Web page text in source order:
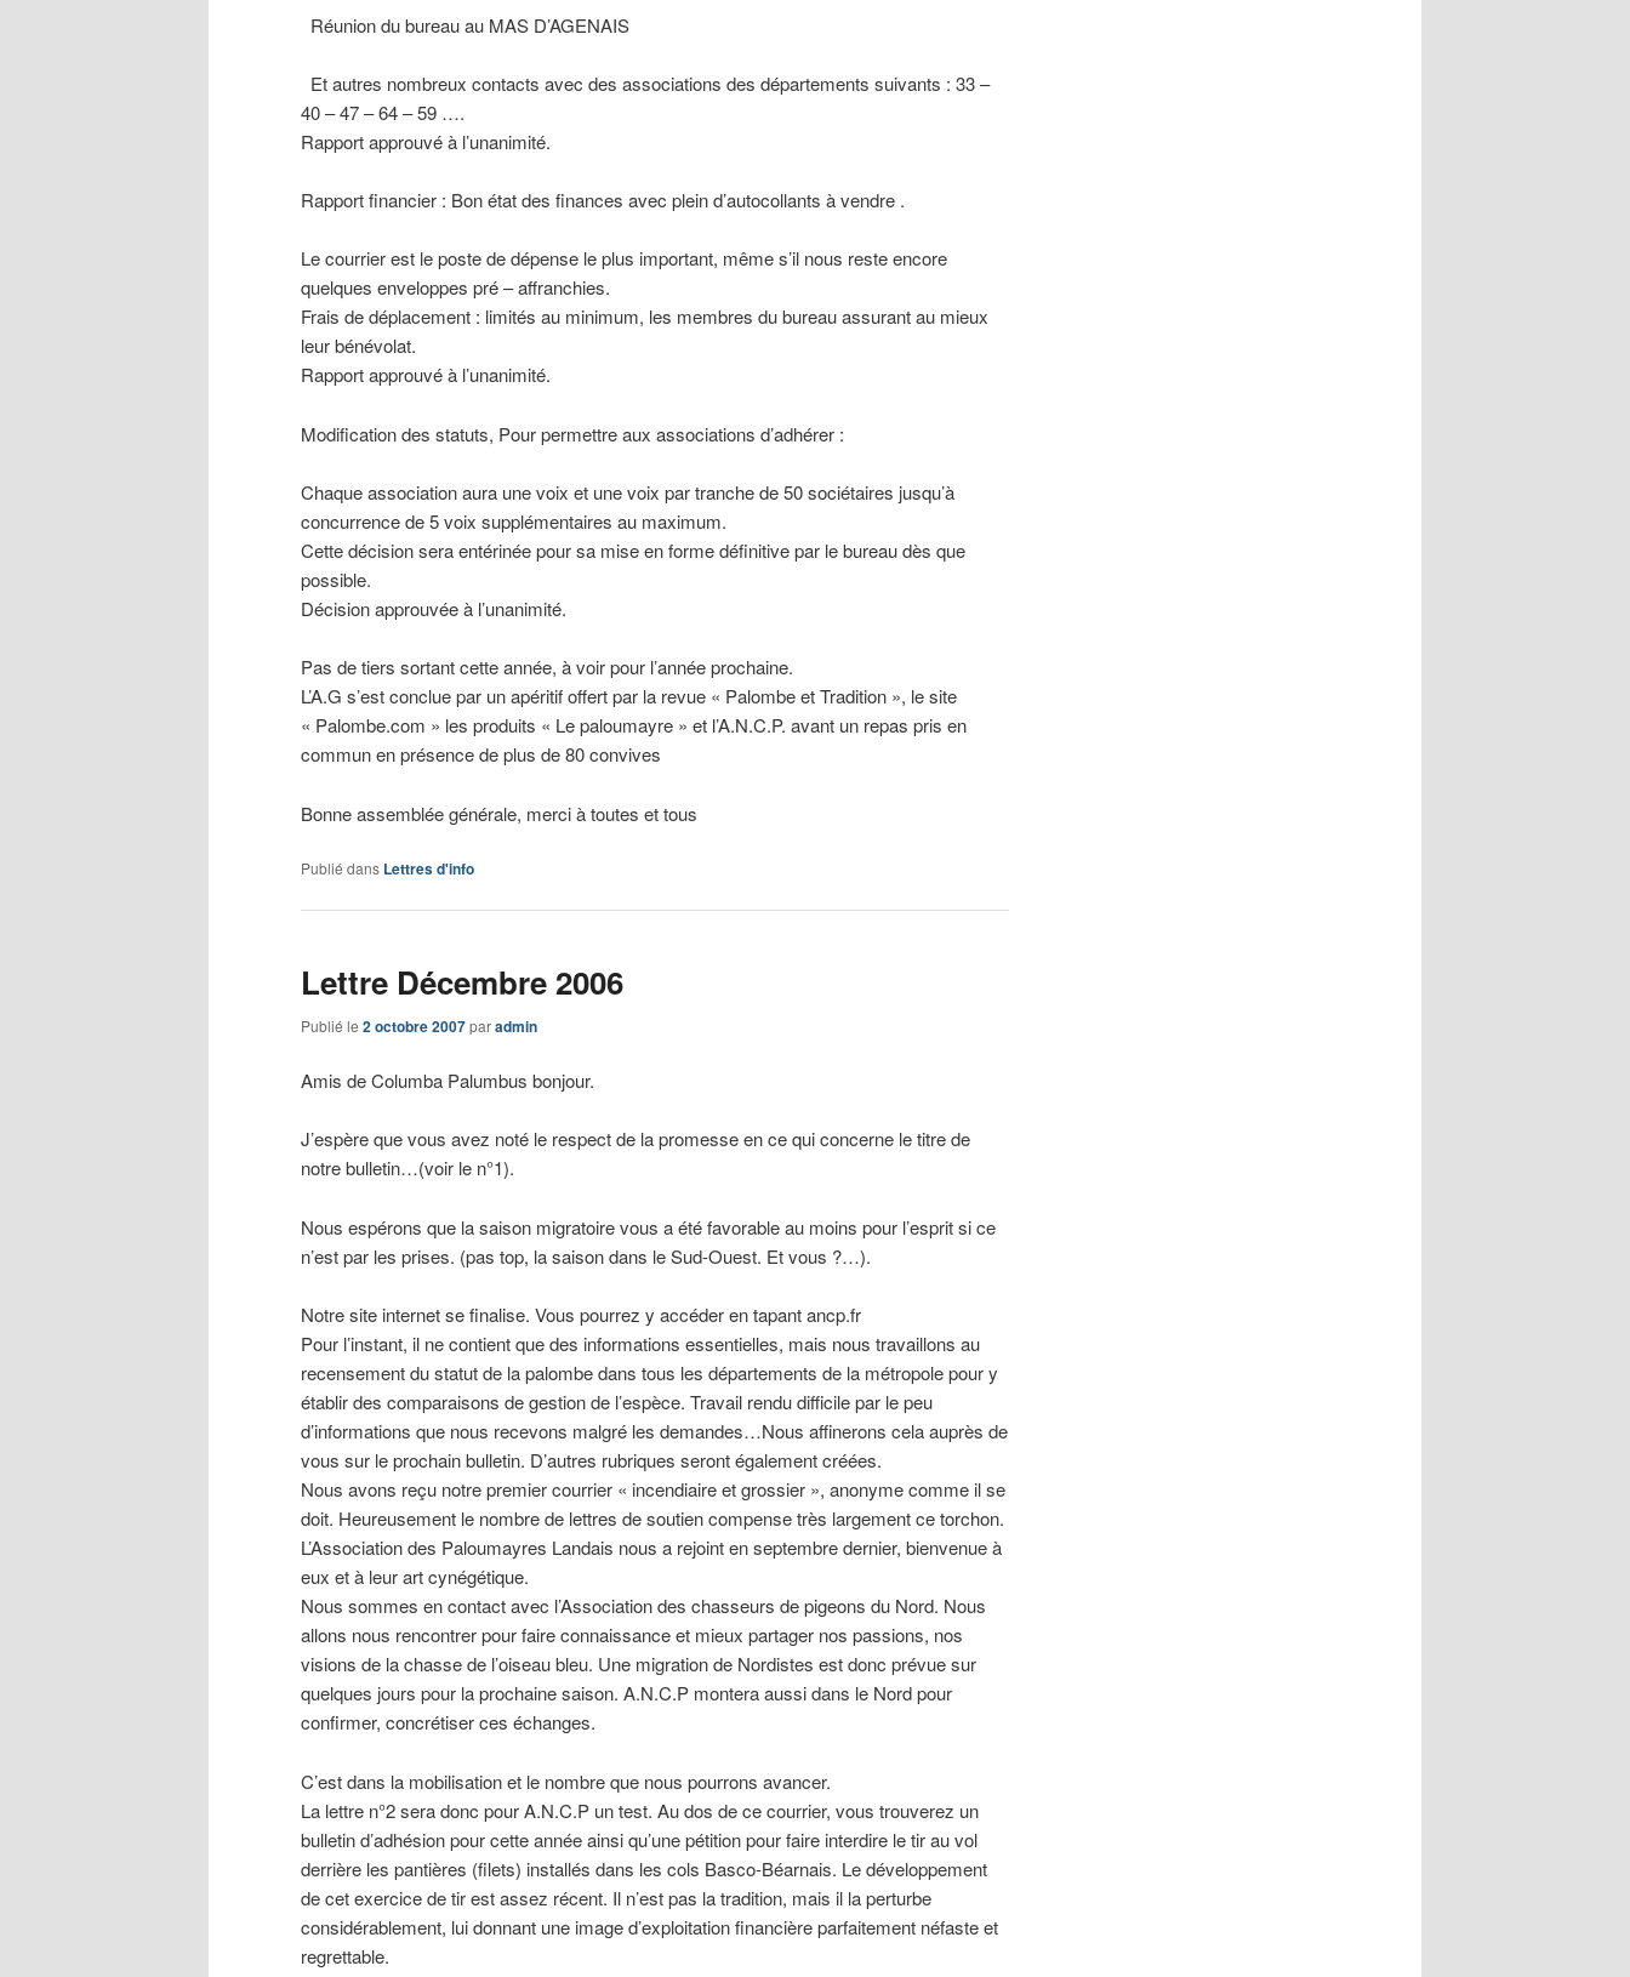
Réunion du bureau au MAS D’AGENAIS
Et autres nombreux contacts avec des associations des départements suivants : 33 –
40 – 47 – 64 – 59 ….
Rapport approuvé à l’unanimité.
Rapport financier : Bon état des finances avec plein d’autocollants à vendre .
Le courrier est le poste de dépense le plus important, même s’il nous reste encore
quelques enveloppes pré – affranchies.
Frais de déplacement : limités au minimum, les membres du bureau assurant au mieux
leur bénévolat.
Rapport approuvé à l’unanimité.
Modification des statuts, Pour permettre aux associations d’adhérer :
Chaque association aura une voix et une voix par tranche de 50 sociétaires jusqu’à
concurrence de 5 voix supplémentaires au maximum.
Cette décision sera entérinée pour sa mise en forme définitive par le bureau dès que
possible.
Décision approuvée à l’unanimité.
Pas de tiers sortant cette année, à voir pour l’année prochaine.
L’A.G s’est conclue par un apéritif offert par la revue « Palombe et Tradition », le site
« Palombe.com » les produits « Le paloumayre » et l’A.N.C.P. avant un repas pris en
commun en présence de plus de 80 convives
Bonne assemblée générale, merci à toutes et tous
Publié dans Lettres d'info
Lettre Décembre 2006
Publié le 2 octobre 2007paradmin
Amis de Columba Palumbus bonjour.
J’espère que vous avez noté le respect de la promesse en ce qui concerne le titre de
notre bulletin…(voir le n°1).
Nous espérons que la saison migratoire vous a été favorable au moins pour l’esprit si ce
n’est par les prises. (pas top, la saison dans le Sud-Ouest. Et vous ?…).
Notre site internet se finalise. Vous pourrez y accéder en tapant ancp.fr
Pour l’instant, il ne contient que des informations essentielles, mais nous travaillons au
recensement du statut de la palombe dans tous les départements de la métropole pour y
établir des comparaisons de gestion de l’espèce. Travail rendu difficile par le peu
d’informations que nous recevons malgré les demandes…Nous affinerons cela auprès de
vous sur le prochain bulletin. D’autres rubriques seront également créées.
Nous avons reçu notre premier courrier « incendiaire et grossier », anonyme comme il se
doit. Heureusement le nombre de lettres de soutien compense très largement ce torchon.
L’Association des Paloumayres Landais nous a rejoint en septembre dernier, bienvenue à
eux et à leur art cynégétique.
Nous sommes en contact avec l’Association des chasseurs de pigeons du Nord. Nous
allons nous rencontrer pour faire connaissance et mieux partager nos passions, nos
visions de la chasse de l’oiseau bleu. Une migration de Nordistes est donc prévue sur
quelques jours pour la prochaine saison. A.N.C.P montera aussi dans le Nord pour
confirmer, concrétiser ces échanges.
C’est dans la mobilisation et le nombre que nous pourrons avancer.
La lettre n°2 sera donc pour A.N.C.P un test. Au dos de ce courrier, vous trouverez un
bulletin d’adhésion pour cette année ainsi qu’une pétition pour faire interdire le tir au vol
derrière les pantières (filets) installés dans les cols Basco-Béarnais. Le développement
de cet exercice de tir est assez récent. Il n’est pas la tradition, mais il la perturbe
considérablement, lui donnant une image d’exploitation financière parfaitement néfaste et
regrettable.